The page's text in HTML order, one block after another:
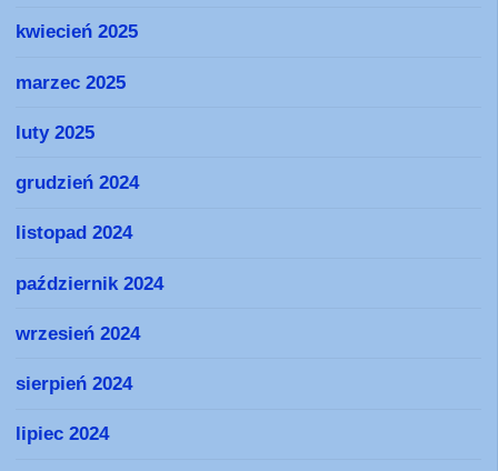
kwiecień 2025
marzec 2025
luty 2025
grudzień 2024
listopad 2024
październik 2024
wrzesień 2024
sierpień 2024
lipiec 2024